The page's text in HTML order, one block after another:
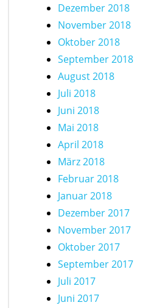
Dezember 2018
November 2018
Oktober 2018
September 2018
August 2018
Juli 2018
Juni 2018
Mai 2018
April 2018
März 2018
Februar 2018
Januar 2018
Dezember 2017
November 2017
Oktober 2017
September 2017
Juli 2017
Juni 2017